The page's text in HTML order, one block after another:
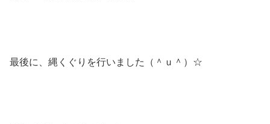
最後に、縄くぐりを行いました（＾ｕ＾）☆